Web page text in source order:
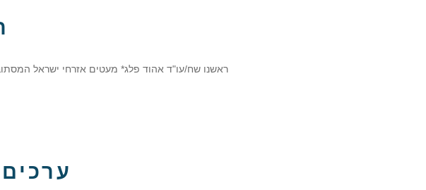
ראשנו שח/עו"ד אהוד פלג* מעטים אזרחי ישראל